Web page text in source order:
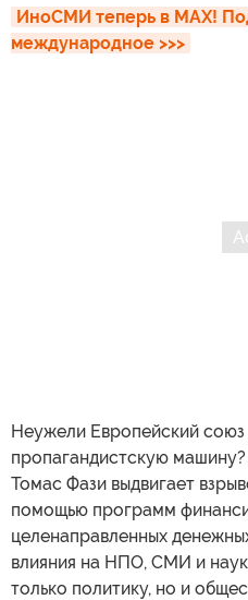
ИноСМИ теперь в MAX!
международное >>>
Неужели Европейский
пропагандистскую
Томас Фази выдвигает
помощью программ
целенаправленных
влияния на НПО, СМИ и
только политику, но и